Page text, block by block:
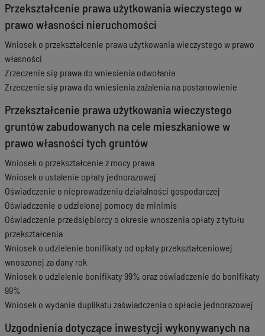
Przekształcenie prawa użytkowania wieczystego w
prawo własności nieruchomości
Wniosek o przekształcenie prawa użytkowania wieczystego w prawo
własności
Zrzeczenie się prawa do wniesienia odwołania
Zrzeczenie się prawa do wniesienia zażalenia na postanowienie
Przekształcenie prawa użytkowania wieczystego
gruntów zabudowanych na cele mieszkaniowe w
prawo własności tych gruntów
Wniosek o przekształcenie z mocy prawa
Wniosek o ustalenie opłaty jednorazowej
Oświadczenie o nieprowadzeniu działalności gospodarczej
Oświadczenie o udzielonej pomocy de minimis
Oświadczenie przedsiębiorcy o okresie wnoszenia opłaty z tytułu
przekształcenia
Wniosek o udzielenie bonifikaty od opłaty przekształceniowej
wnoszonej za dany rok
Wniosek o udzielenie bonifikaty 99% oraz oświadczenie do bonifikaty
99%
Wniosek o wydanie duplikatu zaświadczenia o spłacie jednorazowej
Uzgodnienia dotyczące inwestycji wykonywanych na